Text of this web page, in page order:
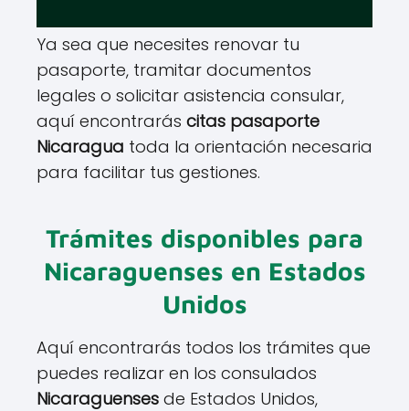
Ya sea que necesites renovar tu
pasaporte, tramitar documentos
legales o solicitar asistencia consular,
aquí encontrarás citas pasaporte
Nicaragua toda la orientación necesaria
para facilitar tus gestiones.
Trámites disponibles para
Nicaraguenses en Estados
Unidos
Aquí encontrarás todos los trámites que
puedes realizar en los consulados
Nicaraguenses de Estados Unidos,